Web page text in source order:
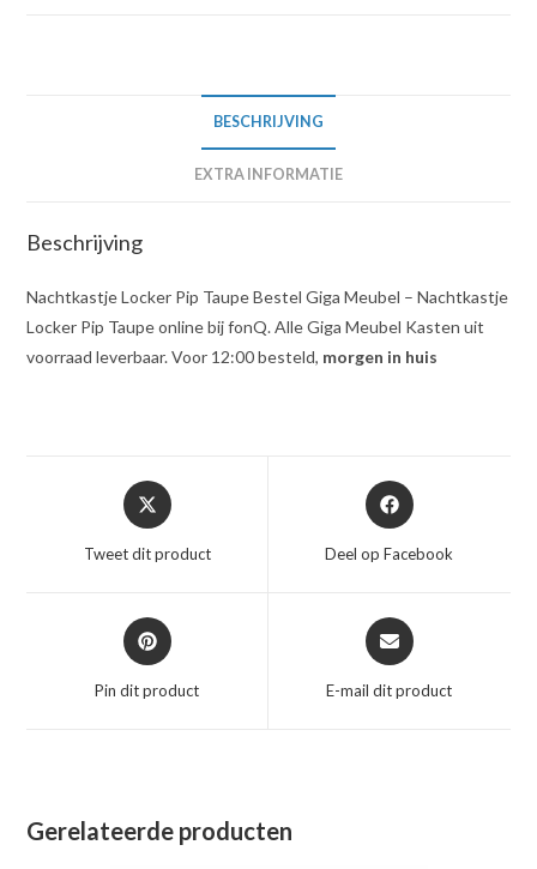
BESCHRIJVING
EXTRA INFORMATIE
Beschrijving
Nachtkastje Locker Pip Taupe Bestel Giga Meubel – Nachtkastje
Locker Pip Taupe online bij fonQ. Alle Giga Meubel Kasten uit
voorraad leverbaar. Voor 12:00 besteld, morgen in huis
Opent
in
nieuw
Tweet dit product
Opent
in
nieuw
Deel op Facebook
Opent
in
nieuw
Pin dit product
Opent
in
nieuw
E-mail dit product
Gerelateerde producten